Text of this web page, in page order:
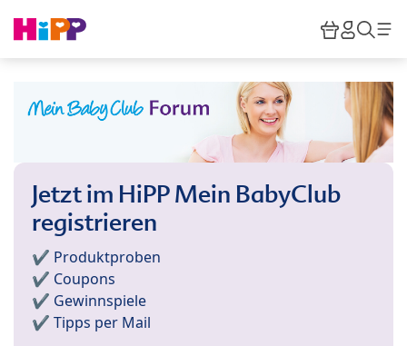
HiPP
Jetzt im HiPP Mein BabyClub
registrieren
✔️ Produktproben
✔️ Coupons
✔️ Gewinnspiele
✔️ Tipps per Mail